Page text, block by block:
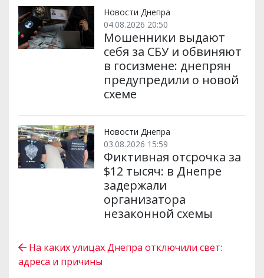
Новости Днепра
04.08.2026 20:50
Мошенники выдают
себя за СБУ и обвиняют
в госизмене: днепрян
предупредили о новой
схеме
Новости Днепра
03.08.2026 15:59
Фиктивная отсрочка за
$12 тысяч: в Днепре
задержали
организатора
незаконной схемы
На каких улицах Днепра отключили свет:
адреса и причины